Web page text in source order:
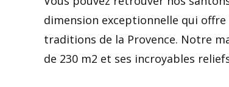
dimension exceptionnelle qui
traditions de la Provence. Notre
de 230 m2 et ses incroyables